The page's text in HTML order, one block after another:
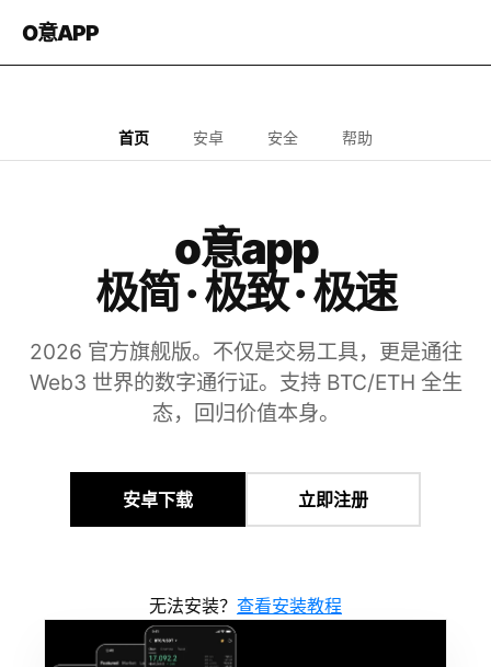
O意APP
首页 安卓 安全 帮助
o意app
极简 · 极致 · 极速
2026 官方旗舰版。不仅是交易工具，更是通往
Web3 世界的数字通行证。支持 BTC/ETH 全生
态，回归价值本身。
安卓下载 立即注册
无法安装？ 查看安装教程